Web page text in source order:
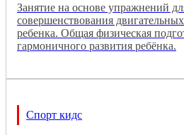
Занятие на основе упражнений
совершенствования
ребенка. Общая физическая
гармоничного развития ребёнка.
Спорт кидс